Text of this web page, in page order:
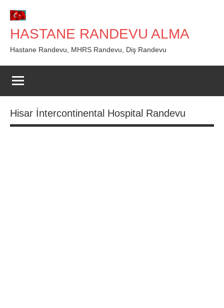
geç
HASTANE RANDEVU ALMA
Hastane Randevu, MHRS Randevu, Diş Randevu
Hisar İntercontinental Hospital Randevu